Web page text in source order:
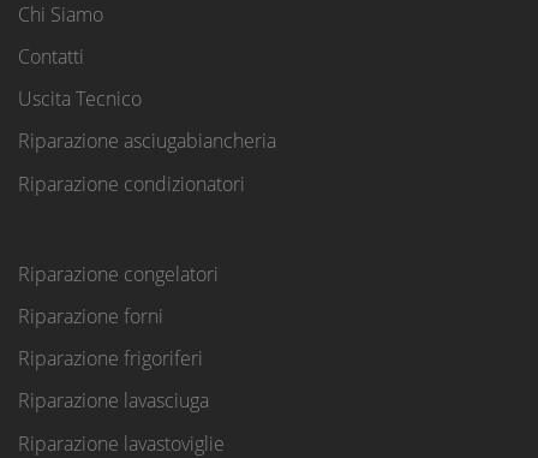
Chi Siamo
Contatti
Uscita Tecnico
Riparazione asciugabiancheria
Riparazione condizionatori
Riparazione congelatori
Riparazione forni
Riparazione frigoriferi
Riparazione lavasciuga
Riparazione lavastoviglie